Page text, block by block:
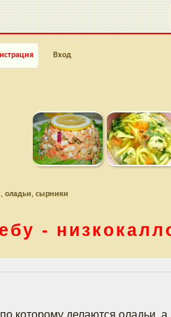
Вход
оладьи, сырники
-
которому делаются оладьи, а